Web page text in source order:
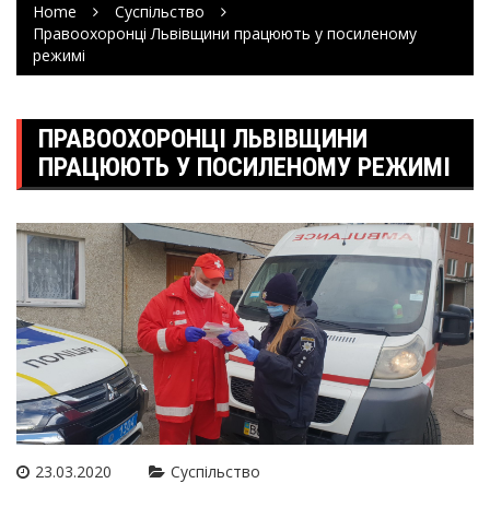
Home
Суспільство
Правоохоронці Львівщини працюють у посиленому
режимі
ПРАВООХОРОНЦІ ЛЬВІВЩИНИ
ПРАЦЮЮТЬ У ПОСИЛЕНОМУ РЕЖИМІ
23.03.2020 Суспільство